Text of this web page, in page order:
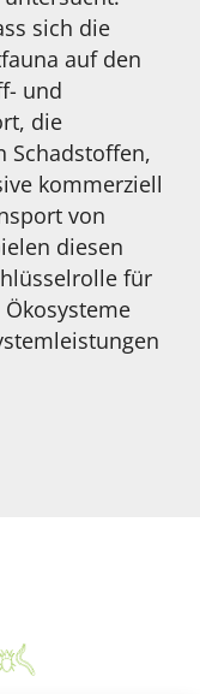
sich die
auf den
und
die
Schadstoffen,
kommerziell
von
diesen
für